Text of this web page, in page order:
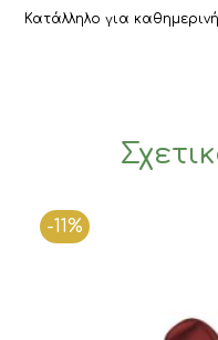
Κατάλληλο για
-11%